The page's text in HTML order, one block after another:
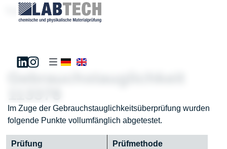
Test181195
Im Zuge der Gebrauchstauglichkeitsüberprüfung wurden
folgende Punkte vollumfänglich abgetestet.
Prüfung Prüfmethode